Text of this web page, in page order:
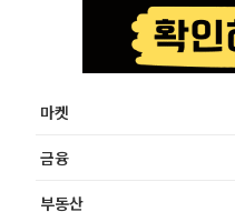
마켓
금융
부동산